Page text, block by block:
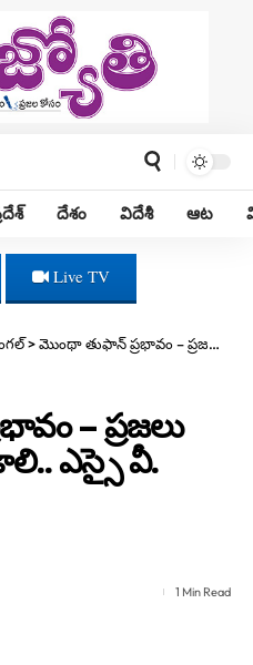
దేశం విదేశీ ఆట
Live TV
>మొంథా తుఫాన్ ప్రభావం – ప్రజలు అప్రమత్తంగా ఉండాలి.. ఎస్సై వీ. గోవర్ధన్
– ప్రజలు
ఎస్సై వీ.
1 Min Read